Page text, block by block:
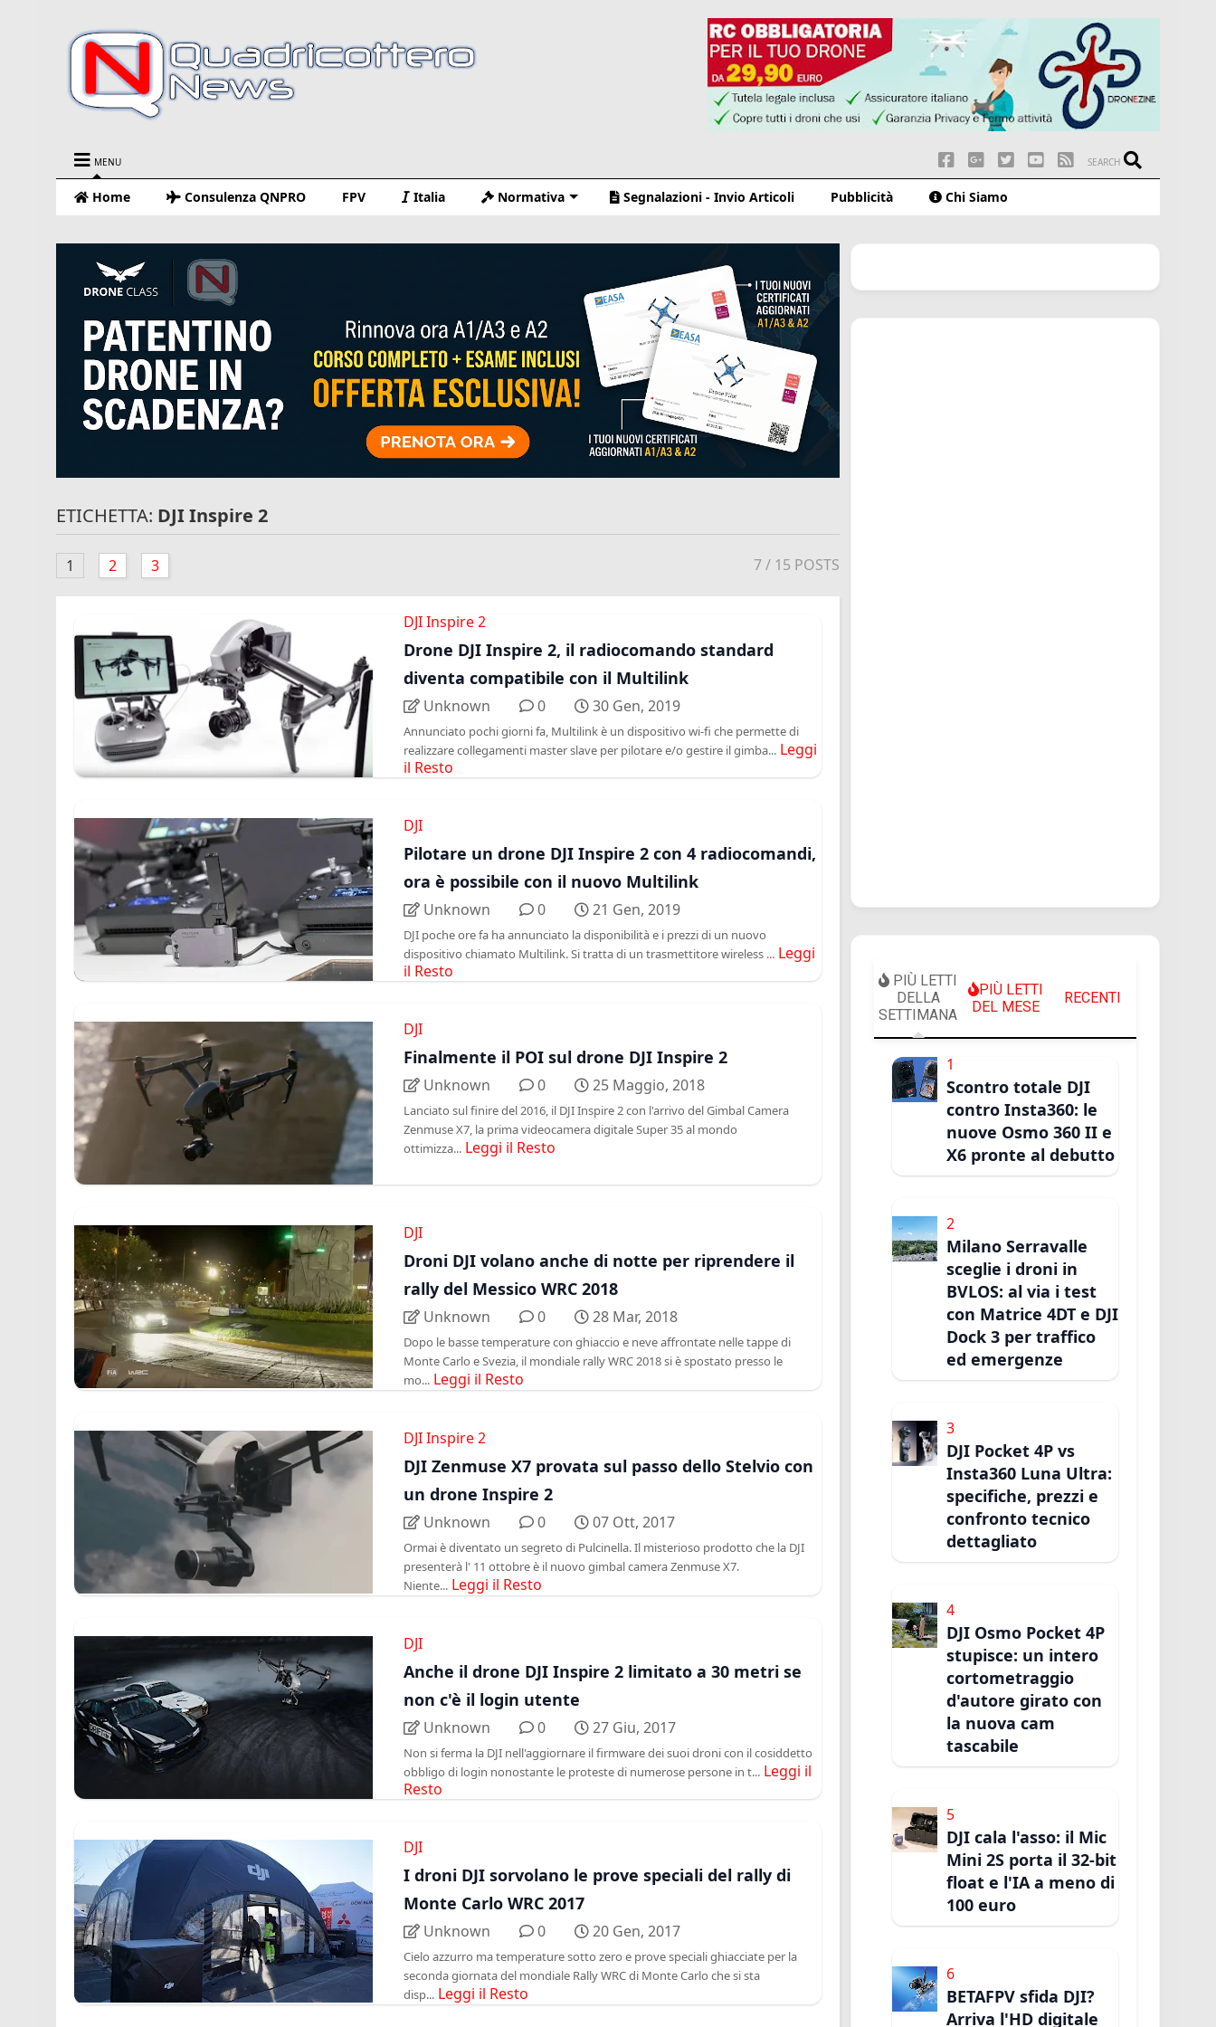
MENU SEARCH
Home Consulenza QNPRO FPV Italia Normativa Segnalazioni - Invio Articoli Pubblicità Chi Siamo
ETICHETTA: DJI Inspire 2
1 2 3 7/ 15 POSTS
DJI Inspire 2
Drone DJI Inspire 2, il radiocomando standard
diventa compatibile con il Multilink
Unknown 0 30 Gen, 2019
Annunciato pochi giorni fa, Multilink è un dispositivo wi-fi che permette di
realizzare collegamenti master slave per pilotare e/o gestire il gimba... Leggi
il Resto
DJI
Pilotare un drone DJI Inspire 2 con 4 radiocomandi,
ora è possibile con il nuovo Multilink
Unknown 0 21 Gen, 2019
DJI poche ore fa ha annunciato la disponibilità e i prezzi di un nuovo
dispositivo chiamato Multilink. Si tratta di un trasmettitore wireless ... Leggi
il Resto
DJI
Finalmente il POI sul drone DJI Inspire 2
Unknown 0 25 Maggio, 2018
Lanciato sul finire del 2016, il DJI Inspire 2 con l'arrivo del Gimbal Camera
Zenmuse X7, la prima videocamera digitale Super 35 al mondo
ottimizza... Leggi il Resto
DJI
Droni DJI volano anche di notte per riprendere il
rally del Messico WRC 2018
Unknown 0 28 Mar, 2018
Dopo le basse temperature con ghiaccio e neve affrontate nelle tappe di
Monte Carlo e Svezia, il mondiale rally WRC 2018 si è spostato presso le
mo... Leggi il Resto
DJI Inspire 2
DJI Zenmuse X7 provata sul passo dello Stelvio con
un drone Inspire 2
Unknown 0 07 Ott, 2017
Ormai è diventato un segreto di Pulcinella. Il misterioso prodotto che la DJI
presenterà l' 11 ottobre è il nuovo gimbal camera Zenmuse X7.
Niente... Leggi il Resto
DJI
Anche il drone DJI Inspire 2 limitato a 30 metri se
non c'è il login utente
Unknown 0 27 Giu, 2017
Non si ferma la DJI nell'aggiornare il firmware dei suoi droni con il cosiddetto
obbligo di login nonostante le proteste di numerose persone in t... Leggi il
Resto
DJI
I droni DJI sorvolano le prove speciali del rally di
Monte Carlo WRC 2017
Unknown 0 20 Gen, 2017
Cielo azzurro ma temperature sotto zero e prove speciali ghiacciate per la
seconda giornata del mondiale Rally WRC di Monte Carlo che si sta
disp... Leggi il Resto
PIÙ LETTI
DELLA
SETTIMANA
PIÙ LETTI
DEL MESE
RECENTI
1
Scontro totale DJI
contro Insta360: le
nuove Osmo 360 II e
X6 pronte al debutto
2
Milano Serravalle
sceglie i droni in
BVLOS: al via i test
con Matrice 4DT e DJI
Dock 3 per traffico
ed emergenze
3
DJI Pocket 4P vs
Insta360 Luna Ultra:
specifiche, prezzi e
confronto tecnico
dettagliato
4
DJI Osmo Pocket 4P
stupisce: un intero
cortometraggio
d'autore girato con
la nuova cam
tascabile
5
DJI cala l'asso: il Mic
Mini 2S porta il 32-bit
float e l'IA a meno di
100 euro
6
BETAFPV sfida DJI?
Arriva l'HD digitale